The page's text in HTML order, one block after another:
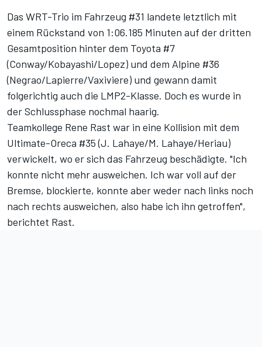
Das WRT-Trio im Fahrzeug #31 landete letztlich mit
einem Rückstand von 1:06.185 Minuten auf der dritten
Gesamtposition hinter dem Toyota #7
(Conway/Kobayashi/Lopez) und dem Alpine #36
(Negrao/Lapierre/Vaxiviere) und gewann damit
folgerichtig auch die LMP2-Klasse. Doch es wurde in
der Schlussphase nochmal haarig.
Teamkollege Rene Rast war in eine Kollision mit dem
Ultimate-Oreca #35 (J. Lahaye/M. Lahaye/Heriau)
verwickelt, wo er sich das Fahrzeug beschädigte. "Ich
konnte nicht mehr ausweichen. Ich war voll auf der
Bremse, blockierte, konnte aber weder nach links noch
nach rechts ausweichen, also habe ich ihn getroffen",
berichtet Rast.